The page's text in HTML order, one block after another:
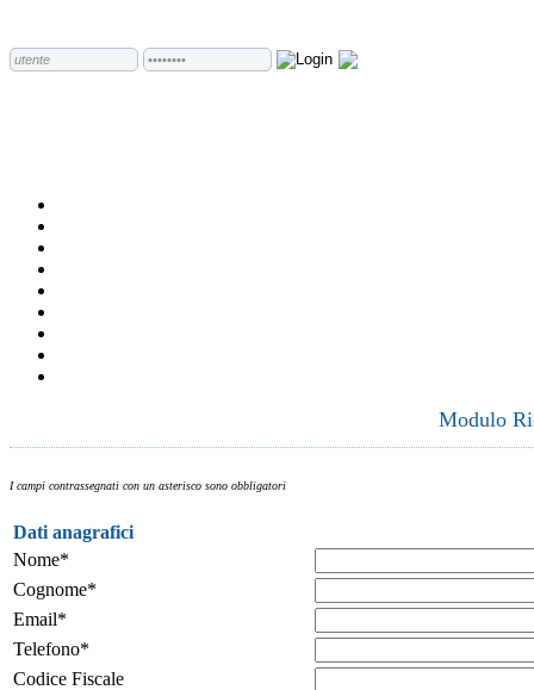
Modulo
I campi contrassegnati con un asterisco sono obbligatori
Dati anagrafici
Nome*
Cognome*
Email*
Telefono*
Codice Fiscale